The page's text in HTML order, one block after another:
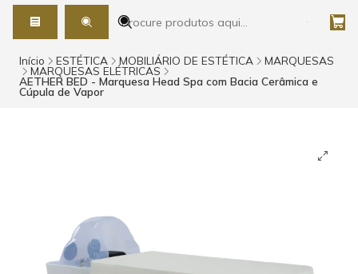
Início ESTÉTICA MOBILIÁRIO DE ESTÉTICA MARQUESAS
MARQUESAS ELÉTRICAS
AETHER BED - Marquesa Head Spa com Bacia Cerâmica e
Cúpula de Vapor